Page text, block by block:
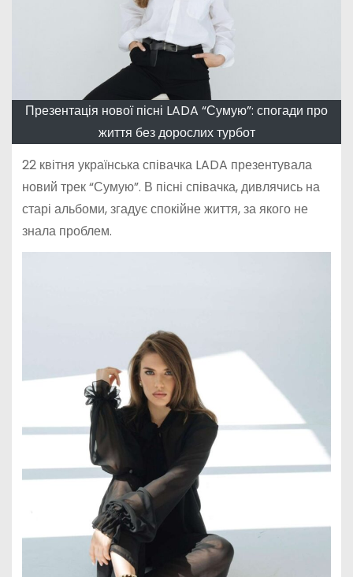
Презентація нової пісні LADA “Сумую”: спогади про
життя без дорослих турбот
22 квітня українська співачка LADA презентувала
новий трек “Сумую”. В пісні співачка, дивлячись на
старі альбоми, згадує спокійне життя, за якого не
знала проблем.